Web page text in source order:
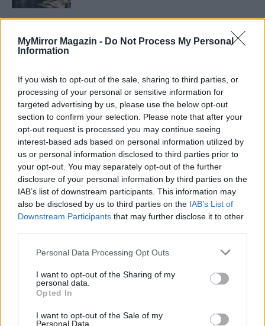
MyMirror Magazin - Do Not Process My Personal
Information
If you wish to opt-out of the sale, sharing to third parties, or
processing of your personal or sensitive information for
targeted advertising by us, please use the below opt-out
section to confirm your selection. Please note that after your
opt-out request is processed you may continue seeing
interest-based ads based on personal information utilized by
us or personal information disclosed to third parties prior to
your opt-out. You may separately opt-out of the further
disclosure of your personal information by third parties on the
IAB’s list of downstream participants. This information may
also be disclosed by us to third parties on the IAB’s List of
Downstream Participants that may further disclose it to other
Personal Data Processing Opt Outs
I want to opt-out of the Sharing of my
personal data.
Opted In
I want to opt-out of the Sale of my
Personal Data.
Szent Genovéva, a túlélő Franciaország
jelképe
Minka 11. rész
T. szereti a fiatal lányokat 14. rész
Pedig szóltam… – Miért nem hiszünk a
A legidegesítőbb kifejezések laza